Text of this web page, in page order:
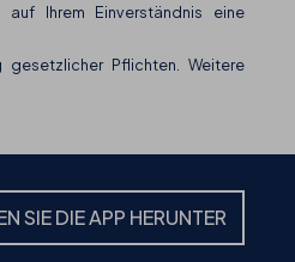
Ihrem Einverständnis eine
Pflichten. Weitere
SIE DIE APP HERUNTER